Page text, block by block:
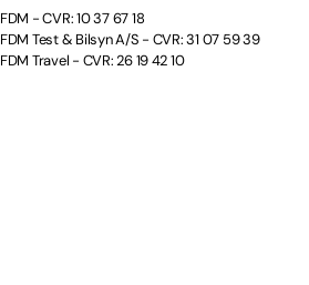
FDM - CVR: 10 37 67 18
FDM Test & Bilsyn A/S - CVR: 31 07 59 39
FDM Travel - CVR: 26 19 42 10